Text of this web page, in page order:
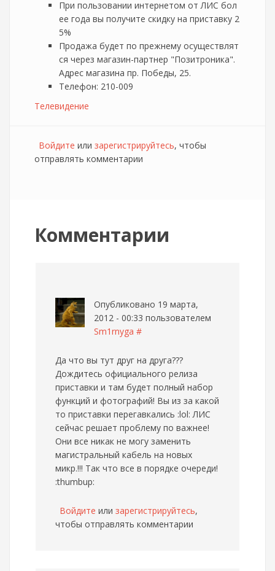
При пользовании интернетом от ЛИС бол
ее года вы получите скидку на приставку 2
5%
Продажа будет по прежнему осуществлят
ся через магазин-партнер "Позитроника".
Адрес магазина пр. Победы, 25.
Телефон: 210-009
Телевидение
Войдите или зарегистрируйтесь, чтобы
отправлять комментарии
Комментарии
Опубликовано 19 марта,
2012 - 00:33 пользователем
Sm1rnyga #
Да что вы тут друг на друга???
Дождитесь официального релиза
приставки и там будет полный набор
функций и фотографий! Вы из за какой
то приставки перегавкались :lol: ЛИС
сейчас решает проблему по важнее!
Они все никак не могу заменить
магистральный кабель на новых
микр.!!! Так что все в порядке очереди!
:thumbup:
Войдите или зарегистрируйтесь,
чтобы отправлять комментарии